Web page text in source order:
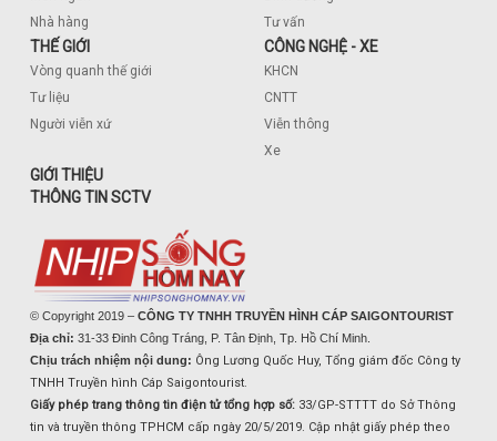
Nhà hàng
Tư vấn
THẾ GIỚI
Vòng quanh thế giới
Tư liệu
Người viễn xứ
CÔNG NGHỆ - XE
KHCN
CNTT
Viễn thông
Xe
GIỚI THIỆU
THÔNG TIN SCTV
© Copyright 2019 – CÔNG TY TNHH TRUYỀN HÌNH CÁP SAIGONTOURIST
Địa chỉ: 31-33 Đinh Công Tráng, P. Tân Định, Tp. Hồ Chí Minh.
Chịu trách nhiệm nội dung: Ông Lương Quốc Huy, Tổng giám đốc Công ty
TNHH Truyền hình Cáp Saigontourist.
Giấy phép trang thông tin điện tử tổng hợp số: 33/GP-STTTT do Sở Thông
tin và truyền thông TPHCM cấp ngày 20/5/2019. Cập nhật giấy phép theo